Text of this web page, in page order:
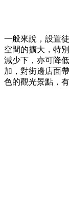
一般來說，設置
空間的擴大，特
減少下，亦可降
加，對街邊店面
色的觀光景點，